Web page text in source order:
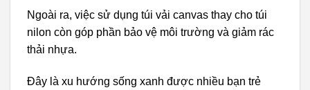
Ngoài ra, việc sử dụng túi vải canvas thay cho túi
nilon còn góp phần bảo vệ môi trường và giảm rác
thải nhựa.
Đây là xu hướng sống xanh được nhiều bạn trẻ